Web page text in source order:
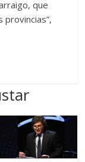
que